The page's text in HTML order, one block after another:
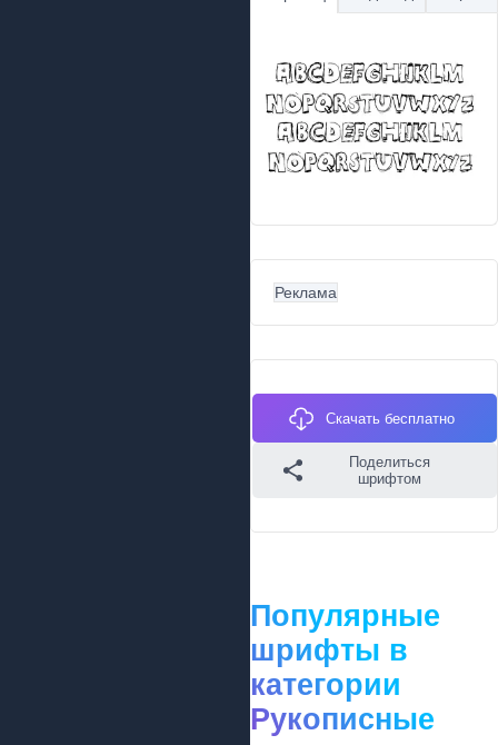
Реклама
Скачать бесплатно
Поделиться
шрифтом
Популярные
шрифты в
категории
Рукописные